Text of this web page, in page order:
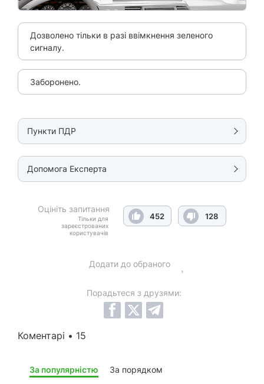
Дозволено тільки в разі ввімкнення зеленого
сигналу.
Заборонено.
Пункти ПДР
Допомога Експерта
Оцініть запитання
Тільки для
зареєстрованих
користувачів
452 128
Додати до обраного
Порадьтеся з друзями:
Коментарі • 15
За популярністю За порядком